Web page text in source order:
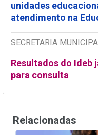
unidades
atendimento na
SECRETARIA
Resultados do Ideb
para consulta
Relacionadas